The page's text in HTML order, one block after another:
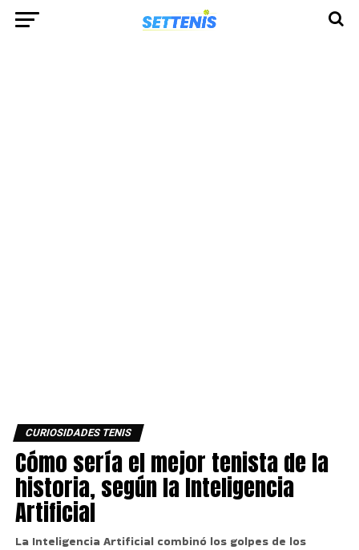
CURIOSIDADES TENIS
Cómo sería el mejor tenista de la
historia, según la Inteligencia
Artificial
La Inteligencia Artificial combinó los golpes de los